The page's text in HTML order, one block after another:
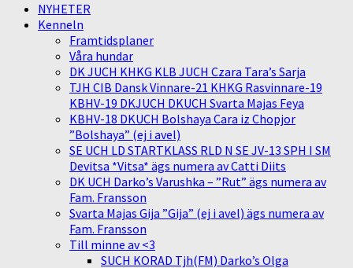
NYHETER
Kenneln
Framtidsplaner
Våra hundar
DK JUCH KHKG KLB JUCH Czara Tara’s Sarja
TJH CIB Dansk Vinnare-21 KHKG Rasvinnare-19
KBHV-19 DKJUCH DKUCH Svarta Majas Feya
KBHV-18 DKUCH Bolshaya Cara iz Chopjor
”Bolshaya” (ej i avel)
SE UCH LD STARTKLASS RLD N SE JV-13 SPH I SM
Devitsa *Vitsa* ägs numera av Catti Diits
DK UCH Darko’s Varushka – ”Rut” ägs numera av
Fam. Fransson
Svarta Majas Gija ”Gija” (ej i avel) ägs numera av
Fam. Fransson
Till minne av <3
SUCH KORAD Tjh(FM) Darko’s Olga